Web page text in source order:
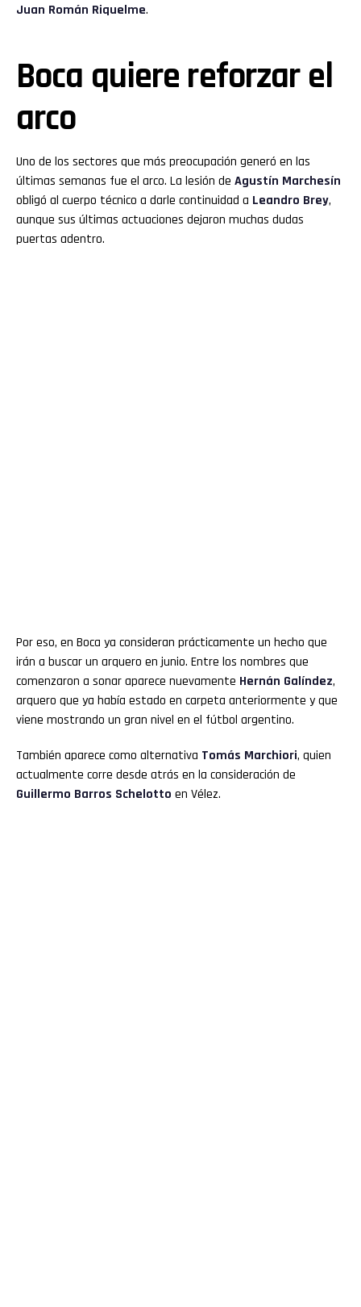
Juan Román Riquelme.
Boca quiere reforzar el
arco
Uno de los sectores que más preocupación generó en las
últimas semanas fue el arco. La lesión de Agustín Marchesín
obligó al cuerpo técnico a darle continuidad a Leandro Brey,
aunque sus últimas actuaciones dejaron muchas dudas
puertas adentro.
Por eso, en Boca ya consideran prácticamente un hecho que
irán a buscar un arquero en junio. Entre los nombres que
comenzaron a sonar aparece nuevamente Hernán Galíndez,
arquero que ya había estado en carpeta anteriormente y que
viene mostrando un gran nivel en el fútbol argentino.
También aparece como alternativa Tomás Marchiori, quien
actualmente corre desde atrás en la consideración de
Guillermo Barros Schelotto en Vélez.